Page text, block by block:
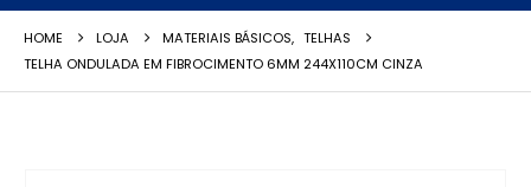
HOME LOJA MATERIAIS BÁSICOS, TELHAS
TELHA ONDULADA EM FIBROCIMENTO 6MM 244X110CM CINZA